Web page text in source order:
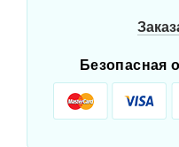
Безопасная